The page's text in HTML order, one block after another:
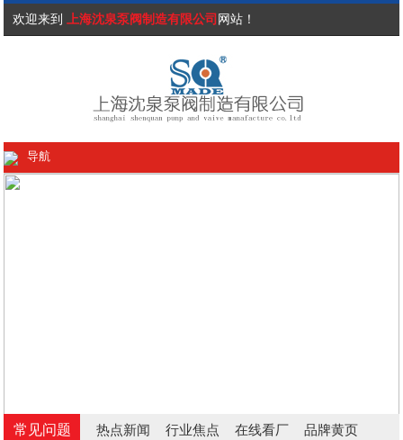
欢迎来到 上海沈泉泵阀制造有限公司 网站！
导航
常见问题 热点新闻 行业焦点 在线看厂 品牌黄页